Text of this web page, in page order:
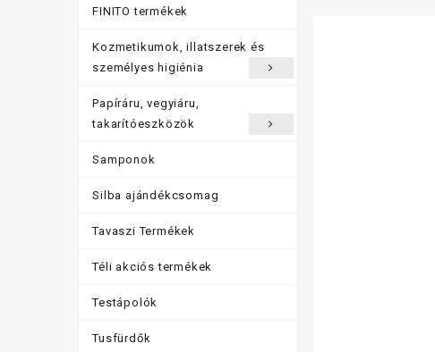
FINITO termékek
Kozmetikumok, illatszerek és
személyes higiénia
Papíráru, vegyiáru,
takarítóeszközök
Samponok
Silba ajándékcsomag
Tavaszi Termékek
Téli akciós termékek
Testápolók
Tusfürdők